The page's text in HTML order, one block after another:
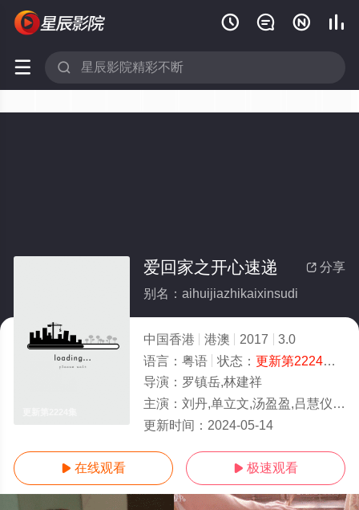
   
 
 分享
爱回家之开心速递
别名：aihuijiazhikaixinsudi
中国香港 港澳 2017
3.0
语言： 粤语 状态： 更新第2224集
导演： 罗镇岳,林建祥
主演： 刘丹,单立文,汤盈盈,吕慧仪,罗乐林,马贯东,苏韵姿,周嘉洛,陈浚霆,
更新时间： 2024-05-14
 在线观看  极速观看